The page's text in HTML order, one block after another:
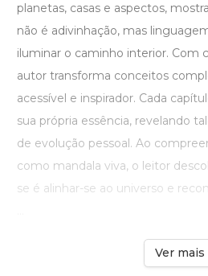
planetas, casas e aspectos,
não é adivinhação, mas
iluminar o caminho interior. Com
autor transforma conceitos
acessível e inspirador. Cada
sua própria essência, revelando
de evolução pessoal. Ao
como mandala viva, o leitor
se é alinhar-se ao universo e
Ver mais